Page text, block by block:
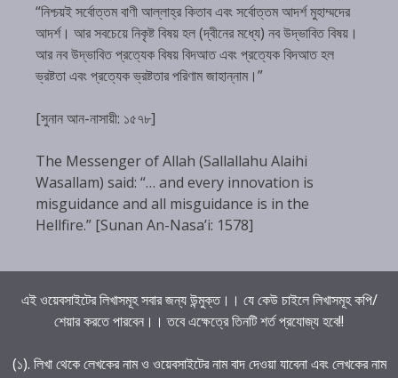
“নিশ্চয়ই সর্বোত্তম বাণী আল্লাহ্‌র কিতাব এবং সর্বোত্তম আদর্শ মুহাম্মদের
আদর্শ। আর সবচেয়ে নিকৃষ্ট বিষয় হল (দ্বীনের মধ্যে) নব উদ্ভাবিত বিষয়।
আর নব উদ্ভাবিত প্রত্যেক বিষয় বিদআত এবং প্রত্যেক বিদআত হল
ভ্রষ্টতা এবং প্রত্যেক ভ্রষ্টতার পরিণাম জাহান্নাম।”
[সুনান আন-নাসায়ী: ১৫৭৮]
The Messenger of Allah (Sallallahu Alaihi
Wasallam) said: “… and every innovation is
misguidance and all misguidance is in the
Hellfire.” [Sunan An-Nasa’i: 1578]
এই ওয়েবসাইটের লিখাসমূহ সবার জন্য উন্মুক্ত।। যে কেউ চাইলে লিখাসমূহ কপি/
শেয়ার করতে পারবেন।। তবে এক্ষেত্রে তিনটি শর্ত প্রযোজ্য হবে!!
(১). লিখা থেকে লেখকের নাম ও ওয়েবসাইটের নাম বাদ দেওয়া যাবেনা এবং লেখকের নাম